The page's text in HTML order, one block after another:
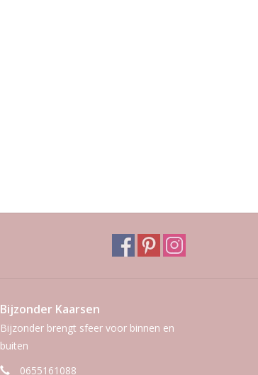
Bijzonder Kaarsen
Bijzonder brengt sfeer voor binnen en
buiten
0655161088